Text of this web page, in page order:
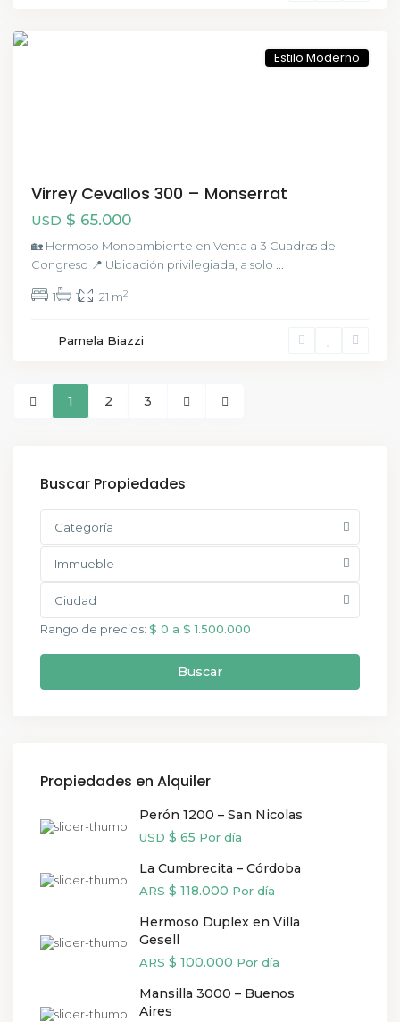
Estilo Moderno
Virrey Cevallos 300 – Monserrat
USD $ 65.000
🏡 Hermoso Monoambiente en Venta a 3 Cuadras del
Congreso 📍 Ubicación privilegiada, a solo
1 1 21 m2
Pamela Biazzi
1 2 3
Buscar Propiedades
Categoría
Immueble
Ciudad
Rango de precios: $ 0 a $ 1.500.000
Buscar
Propiedades en Alquiler
Perón 1200 – San Nicolas
USD $ 65 Por día
La Cumbrecita – Córdoba
ARS $ 118.000 Por día
Hermoso Duplex en Villa
Gesell
ARS $ 100.000 Por día
Mansilla 3000 – Buenos
Aires